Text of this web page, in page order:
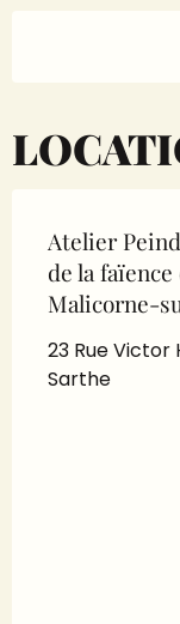
Atelier
de la
Malicorne-
23 Rue
Sarthe